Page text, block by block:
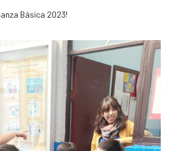
Básica 2023!